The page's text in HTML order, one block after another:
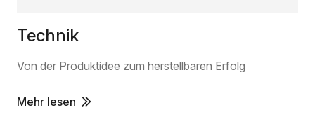
Technik
Von der Produktidee zum herstellbaren Erfolg
Mehr lesen